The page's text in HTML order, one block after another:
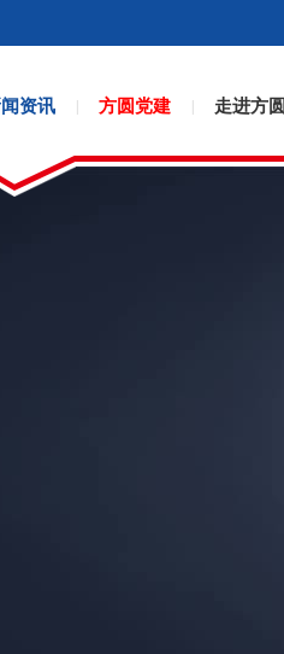
资讯 方圆党建 走进方圆